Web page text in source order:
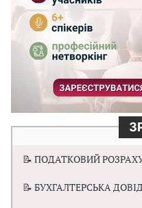
📝 ПОДАТКОВИЙ
📝 БУХГАЛТЕРСЬКА